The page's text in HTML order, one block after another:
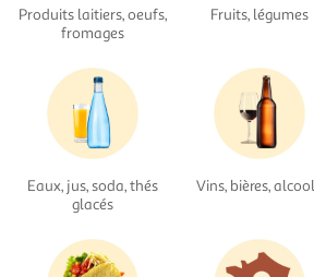
Produits laitiers, oeufs,
fromages
Fruits, légumes
Eaux, jus, soda, thés
glacés
Vins, bières,